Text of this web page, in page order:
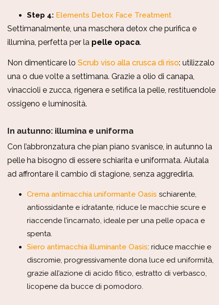
Step 4: Elements Detox Face Treatment
Settimanalmente, una maschera detox che purifica e
illumina, perfetta per la pelle opaca.
Non dimenticare lo Scrub viso alla crusca di riso: utilizzalo
una o due volte a settimana. Grazie a olio di canapa,
vinaccioli e zucca, rigenera e setifica la pelle, restituendole
ossigeno e luminosità.
In autunno: illumina e uniforma
Con l’abbronzatura che pian piano svanisce, in autunno la
pelle ha bisogno di essere schiarita e uniformata. Aiutala
ad affrontare il cambio di stagione, senza aggredirla.
Crema antimacchia uniformante Oasis schiarente,
antiossidante e idratante, riduce le macchie scure e
riaccende l’incarnato, ideale per una pelle opaca e
spenta.
Siero antimacchia illuminante Oasis: riduce macchie e
discromie, progressivamente dona luce ed uniformità,
grazie all’azione di acido fitico, estratto di verbasco,
licopene da bucce di pomodoro.